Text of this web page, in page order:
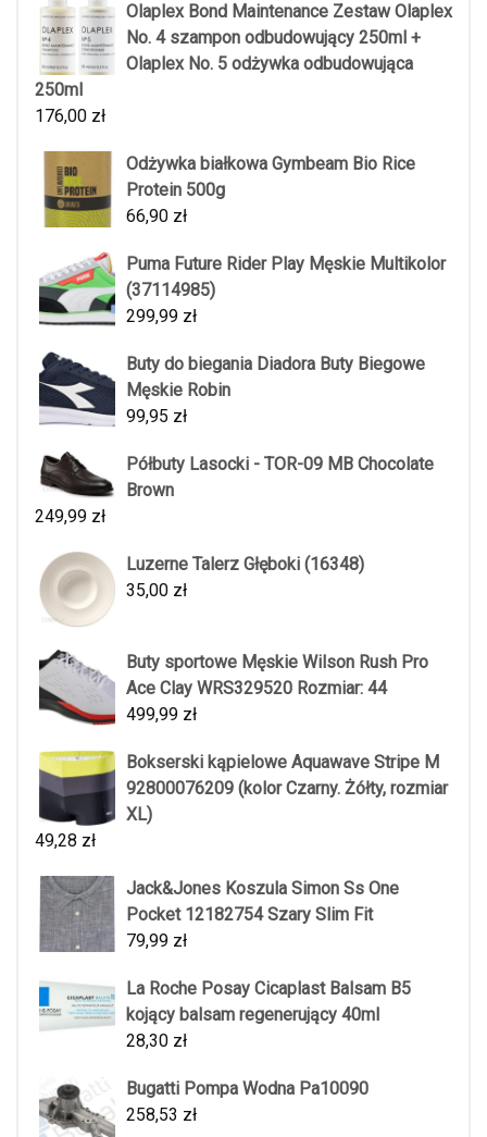
Olaplex Bond Maintenance Zestaw Olaplex
No. 4 szampon odbudowujący 250ml +
Olaplex No. 5 odżywka odbudowująca
250ml
176,00 zł
Odżywka białkowa Gymbeam Bio Rice
Protein 500g
66,90 zł
Puma Future Rider Play Męskie Multikolor
(37114985)
299,99 zł
Buty do biegania Diadora Buty Biegowe
Męskie Robin
99,95 zł
Półbuty Lasocki - TOR-09 MB Chocolate
Brown
249,99 zł
Luzerne Talerz Głęboki (16348)
35,00 zł
Buty sportowe Męskie Wilson Rush Pro
Ace Clay WRS329520 Rozmiar: 44
499,99 zł
Bokserski kąpielowe Aquawave Stripe M
92800076209 (kolor Czarny. Żółty, rozmiar
XL)
49,28 zł
Jack&Jones Koszula Simon Ss One
Pocket 12182754 Szary Slim Fit
79,99 zł
La Roche Posay Cicaplast Balsam B5
kojący balsam regenerujący 40ml
28,30 zł
Bugatti Pompa Wodna Pa10090
258,53 zł